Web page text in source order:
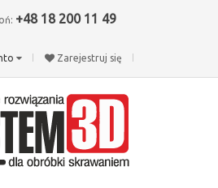
+48 18 200 11 49
Zarejestruj się